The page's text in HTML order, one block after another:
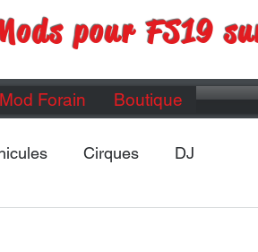
pour FS19
Forain Boutique
Cirques DJ